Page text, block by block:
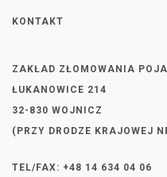
KONTAKT
ZAKŁAD ZŁOMOWANIA
ŁUKANOWICE 214
32-830 WOJNICZ
(PRZY DRODZE KRAJOWEJ
TEL/FAX: +48 14 634 04 06